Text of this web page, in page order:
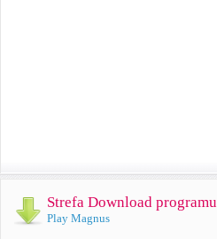
Strefa Download programu
Play Magnus